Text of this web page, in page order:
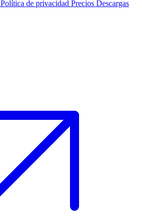
Política de privacidad Precios Descargas